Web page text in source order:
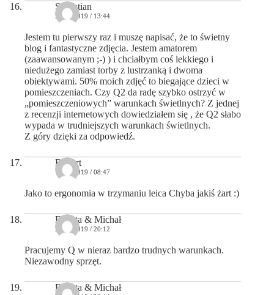
Sebastian
28/09/2019 / 13:44
Jestem tu pierwszy raz i muszę napisać, że to świetny
blog i fantastyczne zdjęcia. Jestem amatorem
(zaawansowanym ;-) ) i chciałbym coś lekkiego i
niedużego zamiast torby z lustrzanką i dwoma
obiektywami. 50% moich zdjęć to biegające dzieci w
pomieszczeniach. Czy Q2 da radę szybko ostrzyć w
„pomieszczeniowych” warunkach świetlnych? Z jednej
z recenzji internetowych dowiedziałem się , że Q2 słabo
wypada w trudniejszych warunkach świetlnych.
Z góry dzięki za odpowiedź.
Robert
16/10/2019 / 08:47
Jako to ergonomia w trzymaniu leica Chyba jakiś żart :)
Dorota & Michał
22/10/2019 / 20:12
Pracujemy Q w nieraz bardzo trudnych warunkach.
Niezawodny sprzęt.
Dorota & Michał